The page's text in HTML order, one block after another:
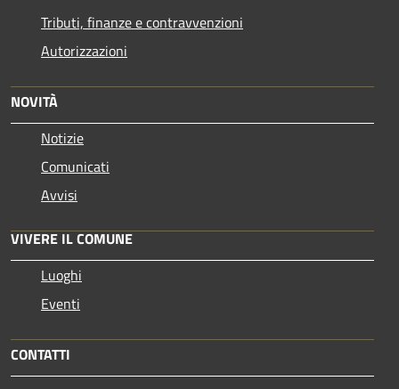
Tributi, finanze e contravvenzioni
Autorizzazioni
NOVITÀ
Notizie
Comunicati
Avvisi
VIVERE IL COMUNE
Luoghi
Eventi
CONTATTI